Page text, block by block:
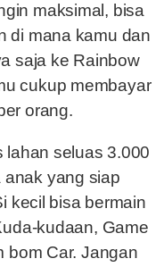
maksimal, bisa
di mana kamu dan
saja ke Rainbow
cukup membayar
orang.
lahan seluas 3.000
anak yang siap
kecil bisa bermain
kudaan, Game
bom Car. Jangan